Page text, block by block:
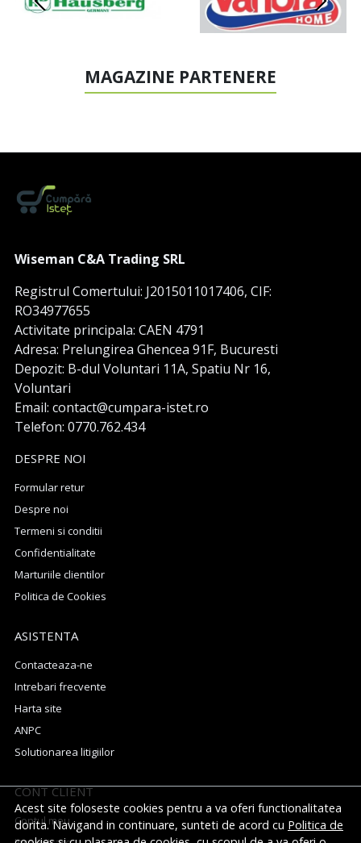
Acest site foloseste cookies pentru a va oferi functionalitatea
dorita. Navigand in continuare, sunteti de acord cu Politica de
MAGAZINE PARTENERE
Wiseman C&A Trading SRL
Registrul Comertului: J2015011017406, CIF:
RO34977655
Activitate principala: CAEN 4791
Adresa: Prelungirea Ghencea 91F, Bucuresti
Depozit: B-dul Voluntari 11A, Spatiu Nr 16,
Voluntari
Email: contact@cumpara-istet.ro
Telefon: 0770.762.434
DESPRE NOI
Formular retur
Despre noi
Termeni si conditii
Confidentialitate
Marturiile clientilor
Politica de Cookies
ASISTENTA
Contacteaza-ne
Intrebari frecvente
Harta site
ANPC
Solutionarea litigiilor
CONT CLIENT
Contul meu